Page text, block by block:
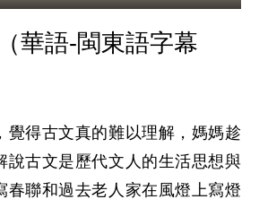
華語-閩東語字幕
覺得古文真的難以理解，媽媽趁
說古文是歷代文人的生活思想與
春聯和過去老人家在風燈上寫燈